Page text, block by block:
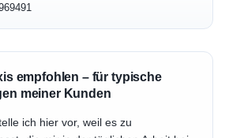
empfohlen – für typische
meiner Kunden
ich hier vor, weil es zu